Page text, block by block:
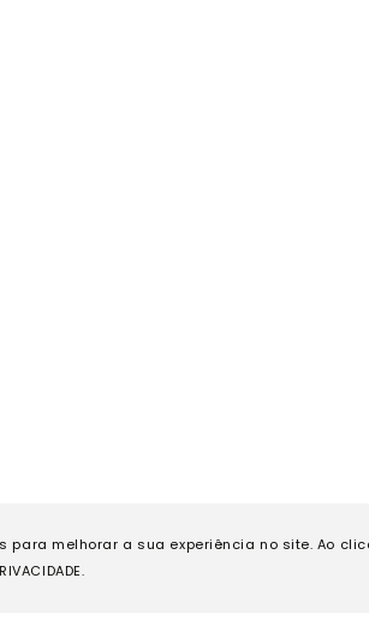
para melhorar a sua experiência no site. Ao